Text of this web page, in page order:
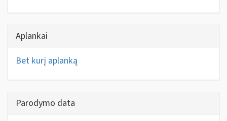
Aplankai
Bet kurį aplanką
Parodymo data